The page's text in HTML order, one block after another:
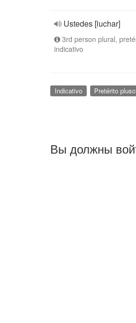
Ustedes [luchar]
3rd person plural,
indicativo
Indicativo Pretérito
Вы должны